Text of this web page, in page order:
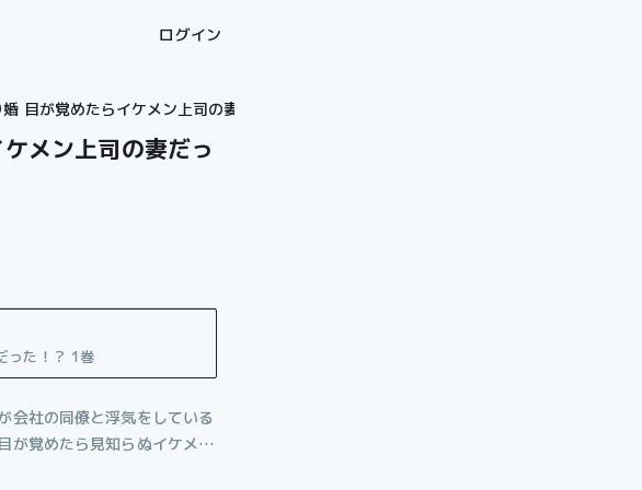
ログイン
目が覚めたらイケメン上司の妻だった！？
メン上司の妻だっ
った！？ 1巻
会社の同僚と浮気をしている
が覚めたら見知らぬイケメン
イケメンは翌週、新しい上